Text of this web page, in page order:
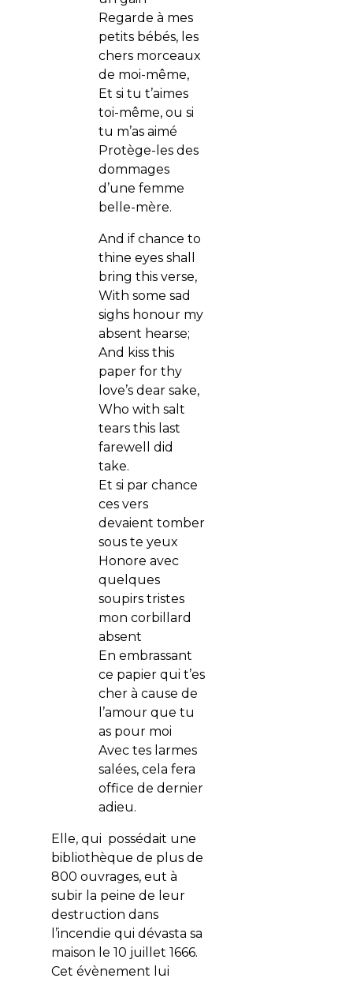
Regarde à mes
petits bébés, les
chers morceaux
de moi-même,
Et si tu t’aimes
toi-même, ou si
tu m’as aimé
Protège-les des
dommages
d’une femme
belle-mère.
And if chance to
thine eyes shall
bring this verse,
With some sad
sighs honour my
absent hearse;
And kiss this
paper for thy
love’s dear sake,
Who with salt
tears this last
farewell did
take.
Et si par chance
ces vers
devaient tomber
sous te yeux
Honore avec
quelques
soupirs tristes
mon corbillard
absent
En embrassant
ce papier qui t’es
cher à cause de
l’amour que tu
as pour moi
Avec tes larmes
salées, cela fera
office de dernier
adieu.
Elle, qui possédait une
bibliothèque de plus de
800 ouvrages, eut à
subir la peine de leur
destruction dans
l’incendie qui dévasta sa
maison le 10 juillet 1666.
Cet évènement lui